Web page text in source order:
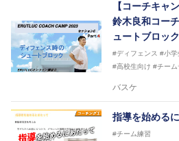
リーコーチ
2018年U12ナショナル
2018年U13ナショナル
2018年～2021年男子日
2021年～女子日本代表
【コーチキ
鈴木良和コー
ュートブロック
#ディフェンス #小学
#高校生向け #チーム
バスケ
指導を始める
#チーム練習